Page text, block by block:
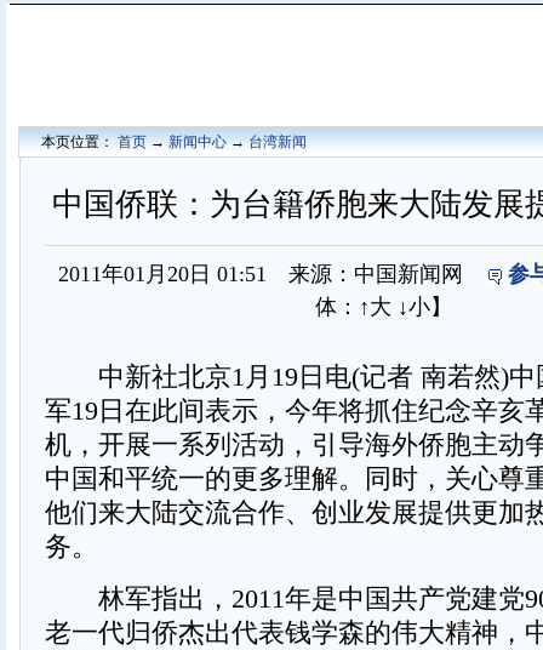
本页位置：首页→新闻中心→台湾新闻
中国侨联：为台籍侨胞来大陆发展
2011年01月20日 01:51 来源：中国新闻网
参
体： ↑大 ↓小】
中新社北京1月19日电(记者 南若然)中
军19日在此间表示，今年将抓住纪念辛亥
机，开展一系列活动，引导海外侨胞主动
中国和平统一的更多理解。同时，关心尊
他们来大陆交流合作、创业发展提供更加
务。
林军指出，2011年是中国共产党建党
老一代归侨杰出代表钱学森的伟大精神，